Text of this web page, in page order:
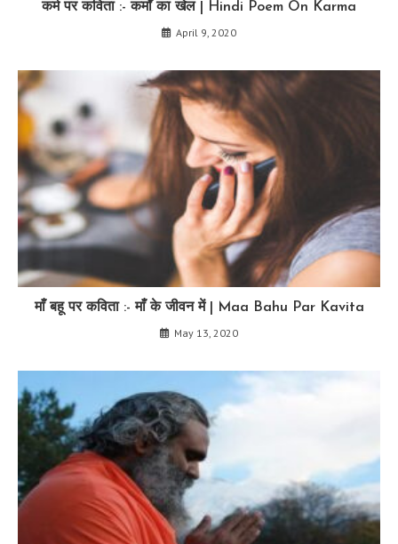
कर्म पर कविता :- कर्मों का खेल | Hindi Poem On Karma
April 9, 2020
माँ बहू पर कविता :- माँ के जीवन में | Maa Bahu Par Kavita
May 13, 2020